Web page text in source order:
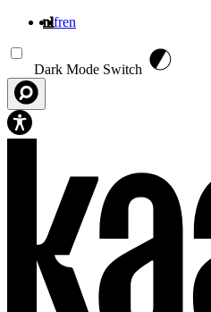
nlfren
Dark Mode Switch